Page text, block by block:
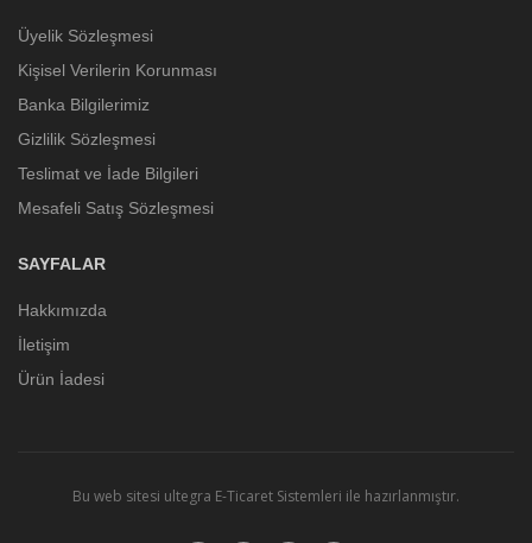
Üyelik Sözleşmesi
Kişisel Verilerin Korunması
Banka Bilgilerimiz
Gizlilik Sözleşmesi
Teslimat ve İade Bilgileri
Mesafeli Satış Sözleşmesi
SAYFALAR
Hakkımızda
İletişim
Ürün İadesi
Bu web sitesi ultegra E-Ticaret Sistemleri ile hazırlanmıştır.